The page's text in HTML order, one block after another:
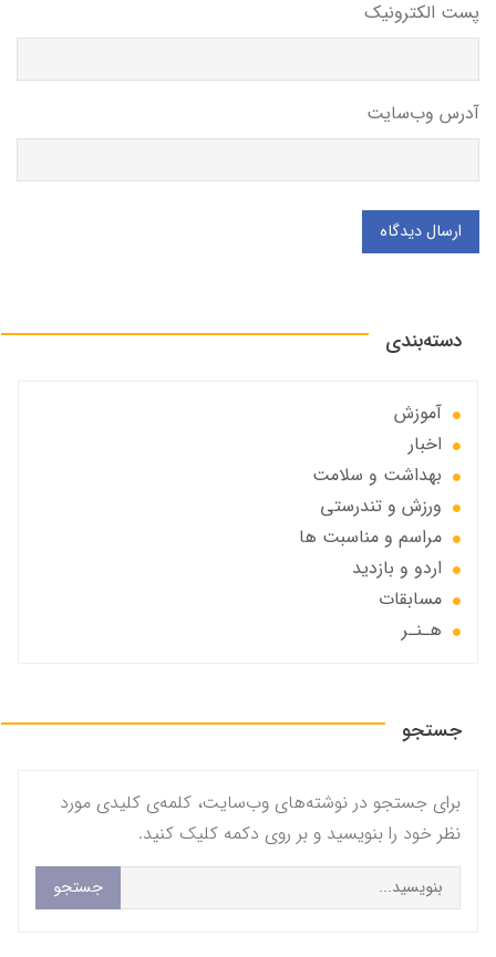
پست الکترونیک
آدرس وب‌سایت
ارسال دیدگاه
دسته‌بندی
آموزش
اخبار
بهداشت و سلامت
ورزش و تندرستی
مراسم و مناسبت ها
اردو و بازدید
مسابقات
هـنـر
جستجو
برای جستجو در نوشته‌های وب‌سایت، کلمه‌ی کلیدی مورد
نظر خود را بنویسید و بر روی دکمه کلیک کنید.
جستجو